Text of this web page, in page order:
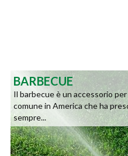
BARBECUE
Il barbecue è un accessorio
comune in America che ha
sempre...